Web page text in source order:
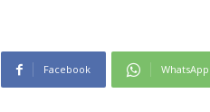
Facebook WhatsApp